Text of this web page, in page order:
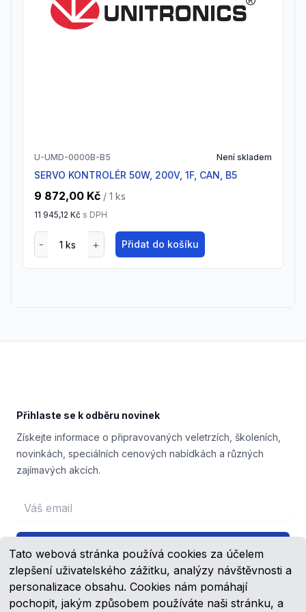
Tato webová stránka používá cookies za účelem
zlepšení uživatelského zážitku, analýzy návštěvnosti a
personalizace obsahu. Cookies nám pomáhají
pochopit, jakým způsobem používáte naši stránku, a
U-UMD-0000B-B5 Není skladem
SERVO KONTROLÉR 50W, 200V, 1F, CAN, B5
9 872,00 Kč / 1 ks
11 945,12 Kč s DPH
Přidat do košíku
Přihlaste se k odběru novinek
Získejte informace o připravovaných veletrzích, školeních,
novinkách, speciálních cenových nabídkách a různých
zajímavých akcích.
Email address
Přihlášení